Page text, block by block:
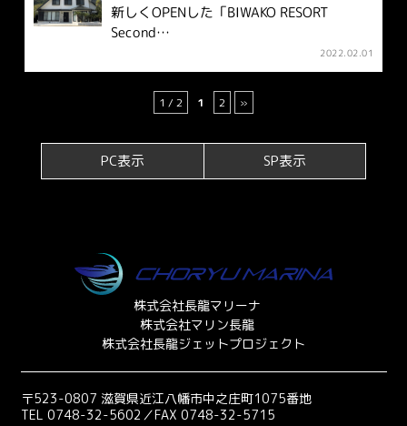
新しくOPENした「BIWAKO RESORT
Second…
2022.02.01
1 / 2 1 2 »
PC表示 SP表示
株式会社長龍マリーナ
株式会社マリン長龍
株式会社長龍ジェットプロジェクト
〒523-0807 滋賀県近江八幡市中之庄町1075番地
TEL 0748-32-5602／FAX 0748-32-5715